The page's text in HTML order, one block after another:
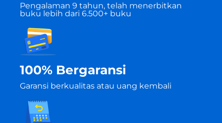
Pengalaman 9 tahun, telah menerbitkan
buku lebih dari 6.500+ buku
100% Bergaransi
Garansi berkualitas atau uang kembali